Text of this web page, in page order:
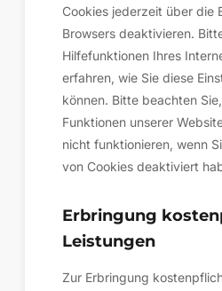
Cookies jederzeit über die
Browsers deaktivieren.
Hilfefunktionen Ihres
erfahren, wie Sie diese
können. Bitte beachten
Funktionen unserer
nicht funktionieren, wenn
von Cookies deaktiviert
Erbringung
Leistungen
Zur Erbringung